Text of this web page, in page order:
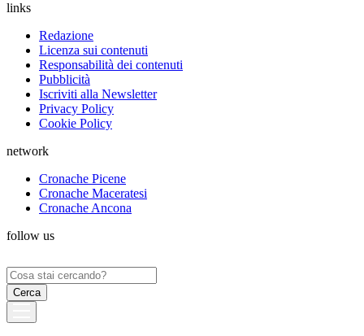
links
Redazione
Licenza sui contenuti
Responsabilità dei contenuti
Pubblicità
Iscriviti alla Newsletter
Privacy Policy
Cookie Policy
network
Cronache Picene
Cronache Maceratesi
Cronache Ancona
follow us
Ricerca
per: